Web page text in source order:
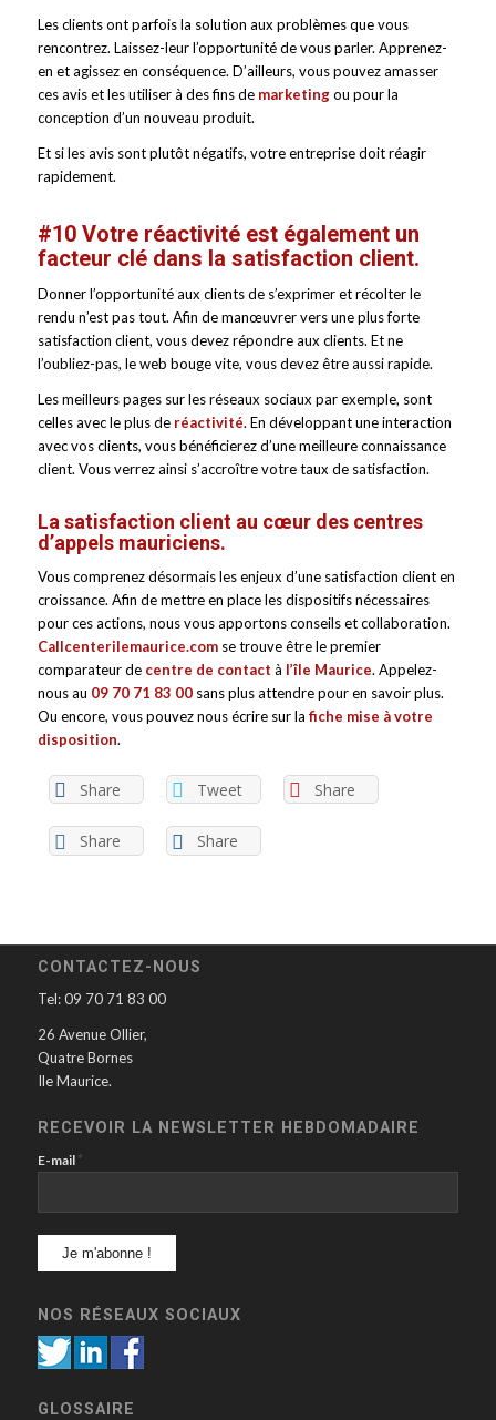
Les clients ont parfois la solution aux problèmes que vous
rencontrez. Laissez-leur l’opportunité de vous parler. Apprenez-
en et agissez en conséquence. D’ailleurs, vous pouvez amasser
ces avis et les utiliser à des fins de marketingou pour la
conception d’un nouveau produit.
Et si les avis sont plutôt négatifs, votre entreprise doit réagir
rapidement.
#10 Votre réactivité est également un
facteur clé dans la satisfaction client.
Donner l’opportunité aux clients de s’exprimer et récolter le
rendu n’est pas tout. Afin de manœuvrer vers une plus forte
satisfaction client, vous devez répondre aux clients. Et ne
l’oubliez-pas, le web bouge vite, vous devez être aussi rapide.
Les meilleurs pages sur les réseaux sociaux par exemple, sont
celles avec le plus de réactivité. En développant une interaction
avec vos clients, vous bénéficierez d’une meilleure connaissance
client. Vous verrez ainsi s’accroître votre taux de satisfaction.
La satisfaction client au cœur des centres
d’appels mauriciens.
Vous comprenez désormais les enjeux d’une satisfaction client en
croissance. Afin de mettre en place les dispositifs nécessaires
pour ces actions, nous vous apportons conseils et collaboration.
Callcenterilemaurice.comse trouve être le premier
comparateur de centre de contact à l’île Maurice. Appelez-
nous au 09 70 71 83 00sans plus attendre pour en savoir plus.
Ou encore, vous pouvez nous écrire sur la fiche mise à votre
disposition.
Share Tweet Share
Share Share
CONTACTEZ-NOUS
Tel: 09 70 71 83 00
26 Avenue Ollier,
Quatre Bornes
Ile Maurice.
RECEVOIR LA NEWSLETTER HEBDOMADAIRE
E-mail *
NOS RÉSEAUX SOCIAUX
GLOSSAIRE